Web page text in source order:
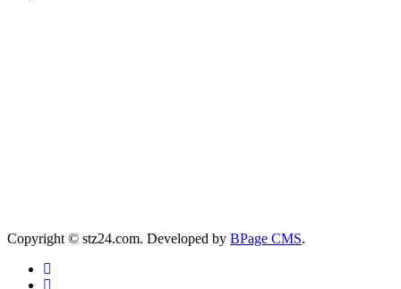
Copyright © stz24.com. Developed by BPage CMS.